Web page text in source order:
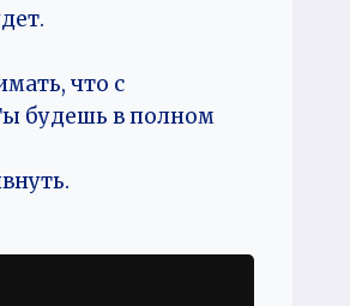
что с
будешь в полном